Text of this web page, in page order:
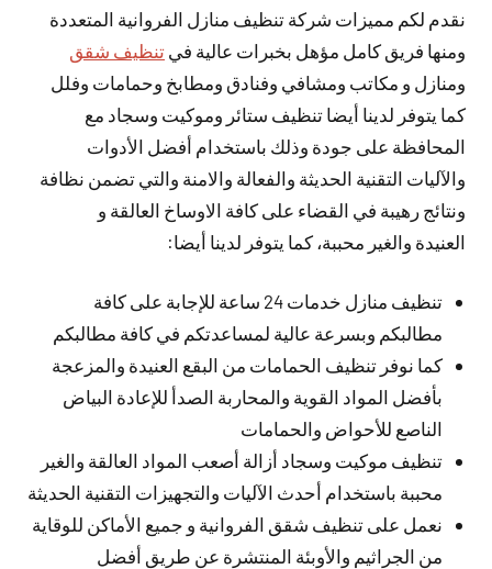
نقدم لكم مميزات شركة تنظيف منازل الفروانية المتعددة
ومنها فريق كامل مؤهل بخبرات عالية في تنظيف شقق
ومنازل و مكاتب ومشافي وفنادق ومطابخ وحمامات وفلل
كما يتوفر لدينا أيضا تنظيف ستائر وموكيت وسجاد مع
المحافظة على جودة وذلك باستخدام أفضل الأدوات
والآليات التقنية الحديثة والفعالة والامنة والتي تضمن نظافة
ونتائج رهيبة في القضاء على كافة الاوساخ العالقة و
العنيدة والغير محببة، كما يتوفر لدينا أيضا:
تنظيف منازل خدمات 24 ساعة للإجابة على كافة
مطالبكم وبسرعة عالية لمساعدتكم في كافة مطالبكم
كما نوفر تنظيف الحمامات من البقع العنيدة والمزعجة
بأفضل المواد القوية والمحاربة الصدأ للإعادة البياض
الناصع للأحواض والحمامات
تنظيف موكيت وسجاد أزالة أصعب المواد العالقة والغير
محببة باستخدام أحدث الآليات والتجهيزات التقنية الحديثة
نعمل على تنظيف شقق الفروانية و جميع الأماكن للوقاية
من الجراثيم والأوبئة المنتشرة عن طريق أفضل